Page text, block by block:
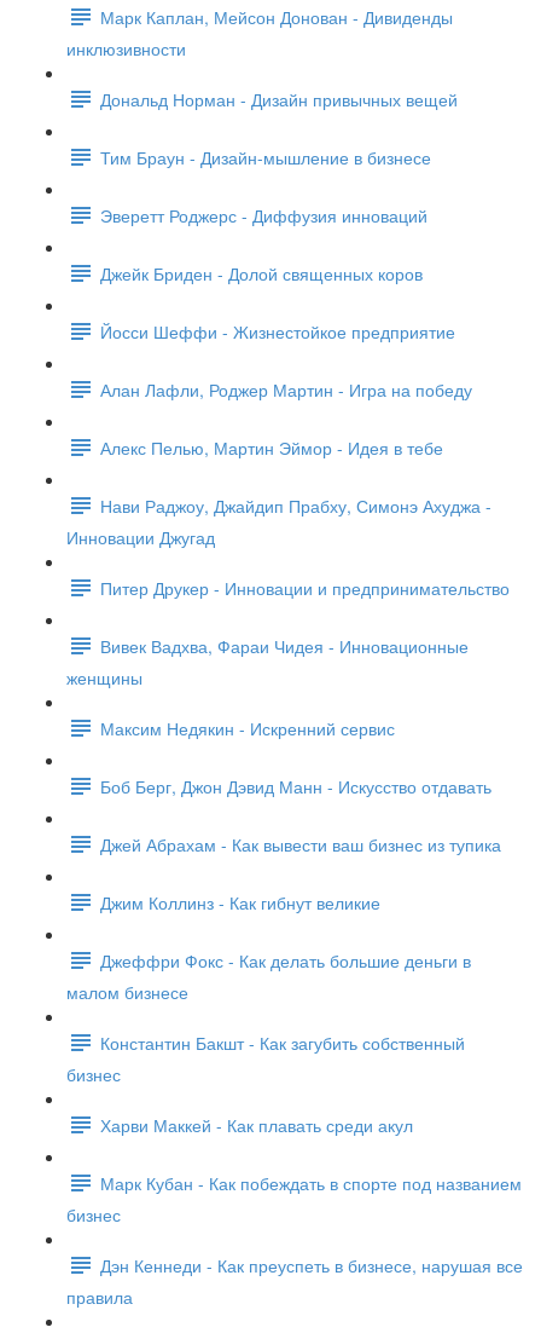
Марк Каплан, Мейсон Донован - Дивиденды
инклюзивности
Дональд Норман - Дизайн привычных вещей
Тим Браун - Дизайн-мышление в бизнесе
Эверетт Роджерс - Диффузия инноваций
Джейк Бриден - Долой священных коров
Йосси Шеффи - Жизнестойкое предприятие
Алан Лафли, Роджер Мартин - Игра на победу
Алекс Пелью, Мартин Эймор - Идея в тебе
Нави Раджоу, Джайдип Прабху, Симонэ Ахуджа -
Инновации Джугад
Питер Друкер - Инновации и предпринимательство
Вивек Вадхва, Фараи Чидея - Инновационные
женщины
Максим Недякин - Искренний сервис
Боб Берг, Джон Дэвид Манн - Искусство отдавать
Джей Абрахам - Как вывести ваш бизнес из тупика
Джим Коллинз - Как гибнут великие
Джеффри Фокс - Как делать большие деньги в
малом бизнесе
Константин Бакшт - Как загубить собственный
бизнес
Харви Маккей - Как плавать среди акул
Марк Кубан - Как побеждать в спорте под названием
бизнес
Дэн Кеннеди - Как преуспеть в бизнесе, нарушая все
правила